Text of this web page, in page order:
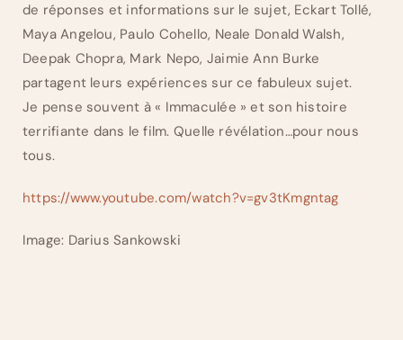
de réponses et informations sur le sujet, Eckart Tollé,
Maya Angelou, Paulo Cohello, Neale Donald Walsh,
Deepak Chopra, Mark Nepo, Jaimie Ann Burke
partagent leurs expériences sur ce fabuleux sujet.
Je pense souvent à « Immaculée » et son histoire
terrifiante dans le film. Quelle révélation…pour nous
tous.
https://www.youtube.com/watch?v=gv3tKmgntag
Image: Darius Sankowski